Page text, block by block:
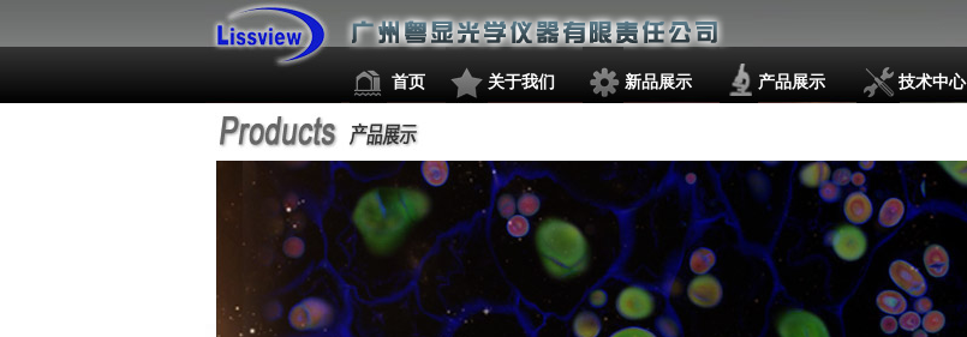
首页 关于我们 新品展示 产品展示 技术中心